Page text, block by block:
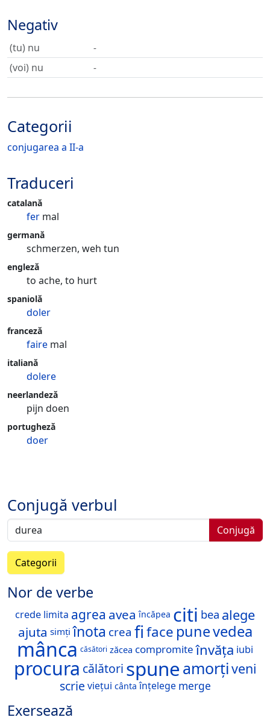
Negativ
(tu) nu
-
(voi) nu
-
Categorii
conjugarea a II-a
Traduceri
catalană
fer mal
germană
schmerzen, weh tun
engleză
to ache, to hurt
spaniolă
doler
franceză
faire mal
italiană
dolere
neerlandeză
pijn doen
portugheză
doer
Conjugă verbul
Conjugă
Categorii
Nor de verbe
crede limita agrea avea încăpea citi bea alege
ajuta simți înota crea fiface punevedea
mânca căsători zăcea compromite învăța iubi
procura călători spuneamorțiveni
scrie viețui cânta înțelege merge
Exersează